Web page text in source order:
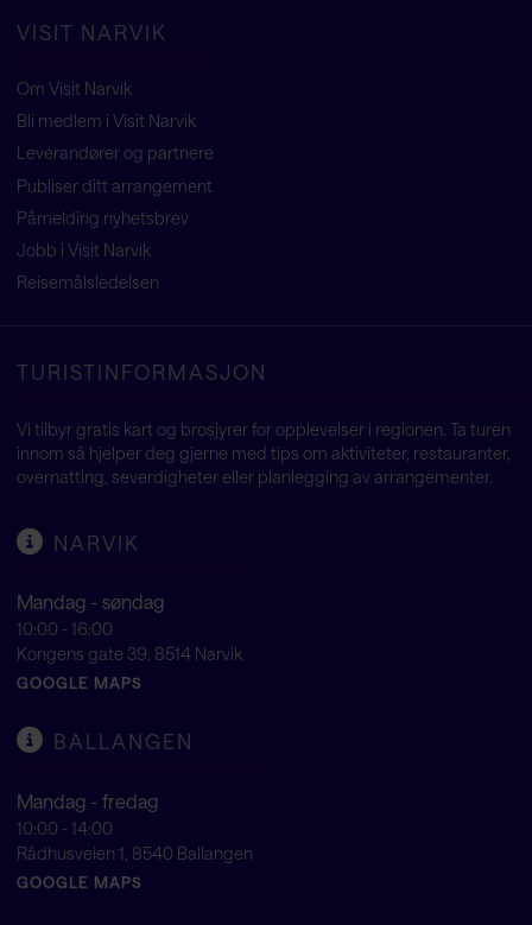
VISIT NARVIK
Om Visit Narvik
Bli medlem i Visit Narvik
Leverandører og partnere
Publiser ditt arrangement
Påmelding nyhetsbrev
Jobb i Visit Narvik
Reisemålsledelsen
TURISTINFORMASJON
Vi tilbyr gratis kart og brosjyrer for opplevelser i regionen. Ta turen
innom så hjelper deg gjerne med tips om aktiviteter, restauranter,
overnatting, severdigheter eller planlegging av arrangementer.
NARVIK
Mandag - søndag
10:00 - 16:00
Kongens gate 39, 8514 Narvik
GOOGLE MAPS
BALLANGEN
Mandag - fredag
10:00 - 14:00
Rådhusveien 1, 8540 Ballangen
GOOGLE MAPS